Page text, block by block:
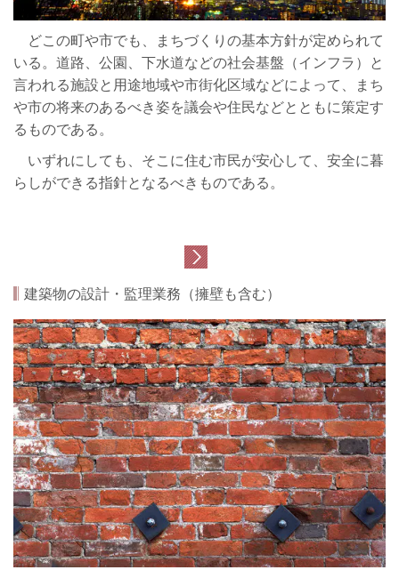
どこの町や市でも、まちづくりの基本方針が定められて
いる。道路、公園、下水道などの社会基盤（インフラ）と
言われる施設と用途地域や市街化区域などによって、まち
や市の将来のあるべき姿を議会や住民などとともに策定す
るものである。
いずれにしても、そこに住む市民が安心して、安全に暮
らしができる指針となるべきものである。
建築物の設計・監理業務（擁壁も含む）